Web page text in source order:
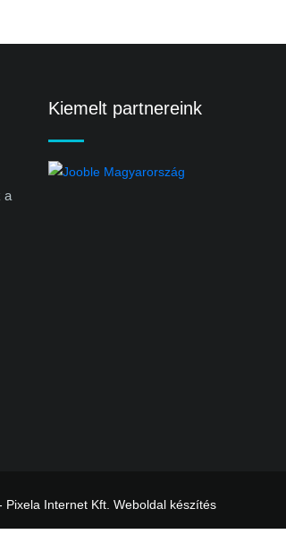
a
Kiemelt partnereink
Internet Kft. Weboldal készítés